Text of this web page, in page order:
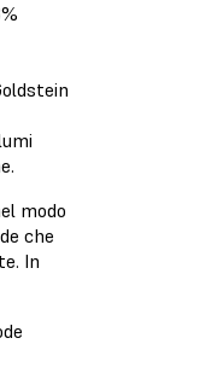
modo
che
In